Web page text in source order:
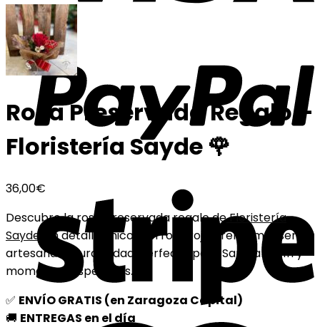
Rosa Preservada Regalo –
Floristería Sayde 🌹
36,00€
Descubre la rosa preservada regalo deFloristería
Sayde
: un detalle único con rosa roja premium, diseño
artesanal y durabilidad. Perfecta para San Valentín y
momentos especiales. 🌹
✅ ENVÍO GRATIS (en Zaragoza Capital)
🚚 ENTREGAS en el día